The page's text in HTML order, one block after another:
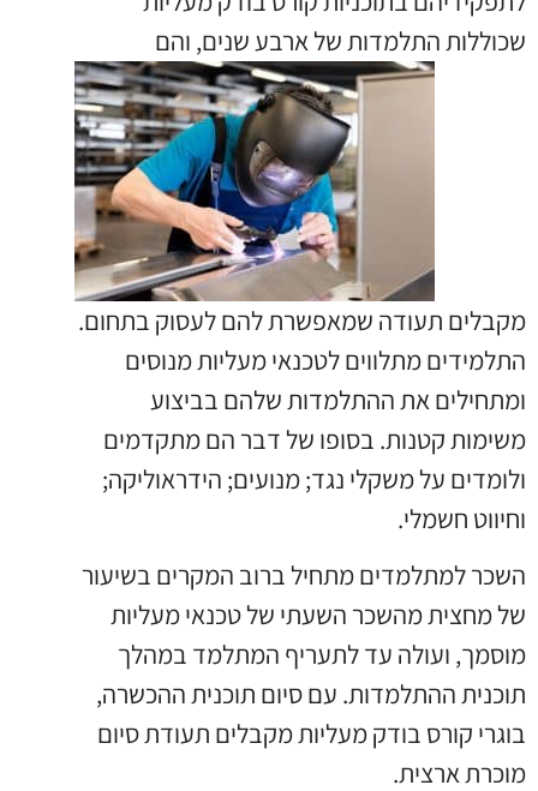
שכוללות התלמדות של ארבע שנים, והם
מקבלים תעודה שמאפשרת להם לעסוק בתחום.
התלמידים מתלווים לטכנאי מעליות מנוסים
ומתחילים את ההתלמדות שלהם בביצוע
משימות קטנות. בסופו של דבר הם מתקדמים
ולומדים על משקלי נגד; מנועים; הידראוליקה;
וחיווט חשמלי.
השכר למתלמדים מתחיל ברוב המקרים בשיעור
של מחצית מהשכר השעתי של טכנאי מעליות
מוסמך, ועולה עד לתעריף המתלמד במהלך
תוכנית ההתלמדות. עם סיום תוכנית ההכשרה,
בוגרי קורס בודק מעליות מקבלים תעודת סיום
מוכרת ארצית.